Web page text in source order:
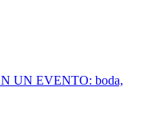
UN EVENTO: boda,